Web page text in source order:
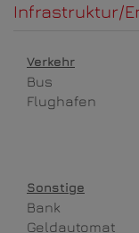
Infrastruktur/
Verkehr
Bus
Flughafen
Sonstige
Bank
Geldautomat